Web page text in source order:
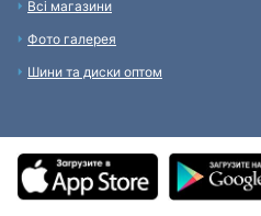
Всі магазини
Фото галерея
Шини та диски оптом